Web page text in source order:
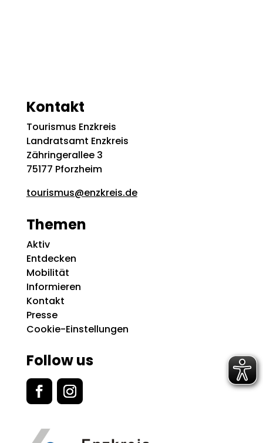
Kontakt
Tourismus Enzkreis
Landratsamt Enzkreis
Zähringerallee 3
75177 Pforzheim
tourismus@enzkreis.de
Themen
Aktiv
Entdecken
Mobilität
Informieren
Kontakt
Presse
Cookie-Einstellungen
Follow us